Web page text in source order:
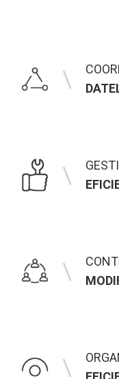
\
\
\
\